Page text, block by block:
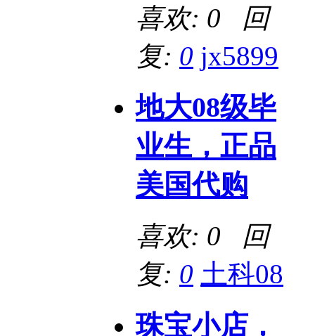
喜欢: 0 回
复: 0 jx5899
地大08级毕
业生，正品
美国代购
喜欢: 0 回
复: 0 土科08
珠宝小店，